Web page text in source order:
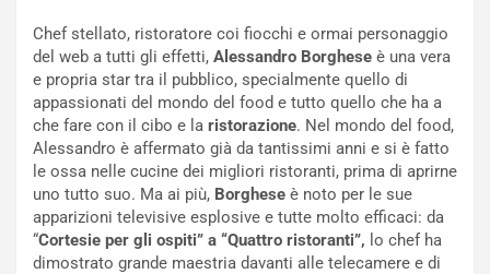
Chef stellato, ristoratore coi fiocchi e ormai personaggio
del web a tutti gli effetti, Alessandro Borghese è una vera
e propria star tra il pubblico, specialmente quello di
appassionati del mondo del food e tutto quello che ha a
che fare con il cibo e la ristorazione. Nel mondo del food,
Alessandro è affermato già da tantissimi anni e si è fatto
le ossa nelle cucine dei migliori ristoranti, prima di aprirne
uno tutto suo. Ma ai più, Borghese è noto per le sue
apparizioni televisive esplosive e tutte molto efficaci: da
“Cortesie per gli ospiti” a “Quattro ristoranti”, lo chef ha
dimostrato grande maestria davanti alle telecamere e di